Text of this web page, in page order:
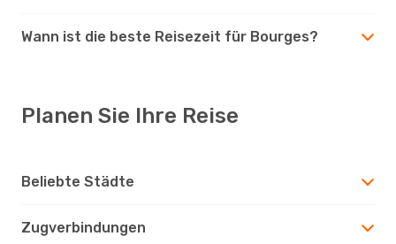
Wann ist die beste Reisezeit für Bourges?
Planen Sie Ihre Reise
Beliebte Städte
Zugverbindungen